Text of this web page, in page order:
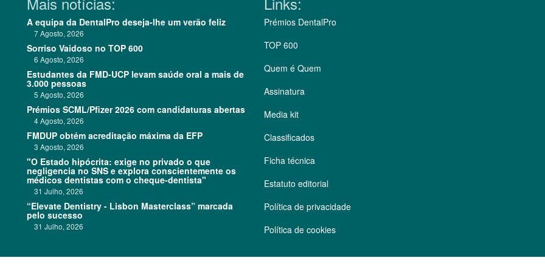
A equipa da DentalPro deseja-lhe um verão feliz
7 Agosto, 2026
Sorriso Vaidoso no TOP 600
6 Agosto, 2026
Estudantes da FMD-UCP levam saúde oral a mais de
3.000 pessoas
5 Agosto, 2026
Prémios SCML/Pfizer 2026 com candidaturas abertas
4 Agosto, 2026
FMDUP obtém acreditação máxima da EFP
3 Agosto, 2026
"O Estado hipócrita: exige no privado o que
negligencia no SNS e explora conscientemente os
médicos dentistas com o cheque-dentista"
31 Julho, 2026
“Elevate Dentistry - Lisbon Masterclass” marcada
pelo sucesso
31 Julho, 2026
Prémios DentalPro
TOP 600
Quem é Quem
Assinatura
Media kit
Classificados
Ficha técnica
Estatuto editorial
Política de privacidade
Política de cookies